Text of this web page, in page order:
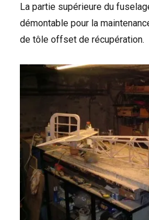
La partie supérieure du
démontable pour la
de tôle offset de récupération.